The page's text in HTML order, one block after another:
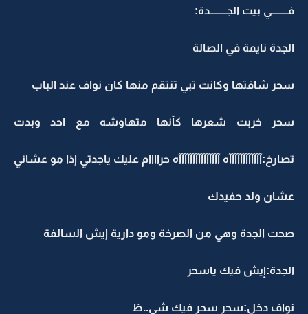
فــــــــي بيت الجــــــــدة:
الجدة نايمة في الصالة
سحر شافتها وكانت تبي تنتقم منها كان نواف عند الباب
سحر خربت شعرها كأنها متهاوشه مع احد وبدت
تصارخ:آآآآآآآآآآآآه آآآآآآآآآآآآآآآه حراااام عليك ياجدتي إذا مو عشاني
عشان ولد حفيدك
صحت الجدة وهي من الصرخة ومو دارية إيش السالفة
الجدة:إيش فيك ياسحر
نواف دخل:سحر سحر فيك شي..ظ